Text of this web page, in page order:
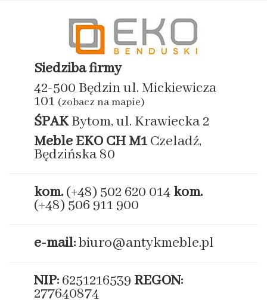
Siedziba firmy
42-500 Będzin ul. Mickiewicza
101 (zobacz na mapie)
ŚPAKBytom, ul. Krawiecka 2
Meble EKO CH M1Czeladź,
Będzińska 80
kom. (+48) 502 620 014 kom.
(+48) 506 911 900
e-mail:biuro@antykmeble.pl
NIP: 6251216539 REGON:
277640874